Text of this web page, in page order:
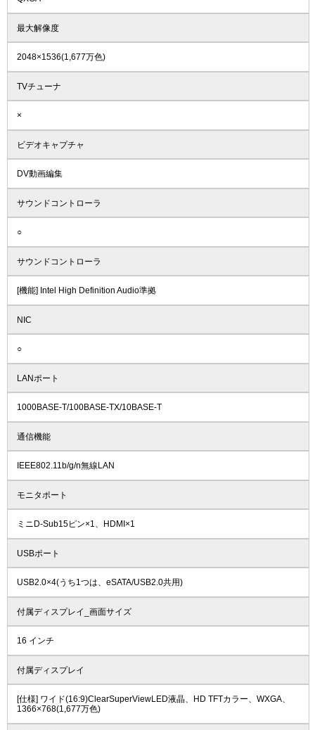
最大解像度
2048×1536(1,677万色)
TVチューナ
×
ビデオキャプチャ
DV動画編集
サウンドコントローラ
○
サウンドコントローラ
[機能] Intel High Definition Audio準拠
NIC
○
LANポート
1000BASE-T/100BASE-TX/10BASE-T
通信機能
IEEE802.11b/g/n無線LAN
モニタポート
ミニD-Sub15ピン×1、HDMI×1
USBポート
USB2.0×4(うち1つは、eSATA/USB2.0共用)
付属ディスプレイ_画面サイズ
16 インチ
付属ディスプレイ
[仕様] ワイド(16:9)ClearSuperViewLED液晶、HD TFTカラー、WXGA、
1366×768(1,677万色)